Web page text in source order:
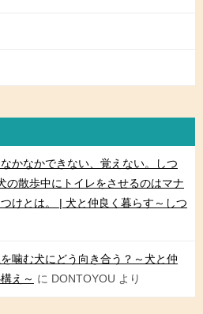
かなかできない、覚えない。しつ
の散歩中にトイレをさせるのはマナ
けとは。 | 犬と仲良く暮らす～しつ
噛む犬にどう向き合う？～犬と仲
え～ に DONTOYOU より